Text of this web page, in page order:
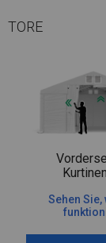
TORE
Sehen Sie,